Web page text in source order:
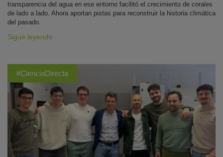
transparencia del agua en ese entorno facilitó el crecimiento de corales
de lado a lado. Ahora aportan pistas para reconstruir la historia climática
del pasado.
Sigue leyendo
#CienciaDirecta